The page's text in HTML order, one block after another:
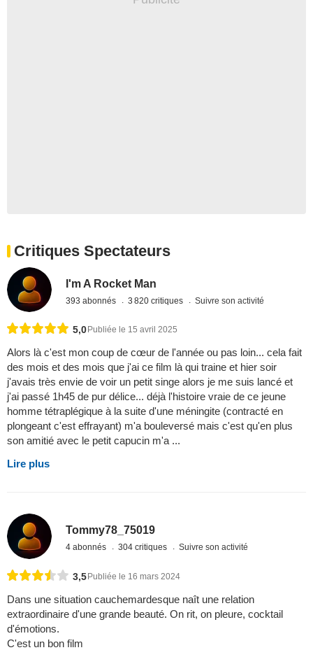
Critiques Spectateurs
I'm A Rocket Man
393 abonnés 3 820 critiques Suivre son activité
5,0 Publiée le 15 avril 2025
Alors là c'est mon coup de cœur de l'année ou pas loin... cela fait
des mois et des mois que j'ai ce film là qui traine et hier soir
j'avais très envie de voir un petit singe alors je me suis lancé et
j'ai passé 1h45 de pur délice... déjà l'histoire vraie de ce jeune
homme tétraplégique à la suite d'une méningite (contracté en
plongeant c'est effrayant) m'a bouleversé mais c'est qu'en plus
son amitié avec le petit capucin m'a ...
Lire plus
Tommy78_75019
4 abonnés 304 critiques Suivre son activité
3,5Publiée le 16 mars 2024
Dans une situation cauchemardesque naît une relation
extraordinaire d'une grande beauté. On rit, on pleure, cocktail
d'émotions.
C'est un bon film